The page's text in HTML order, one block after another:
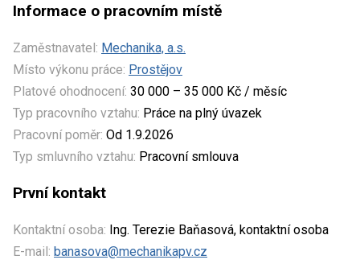
Informace o pracovním místě
Zaměstnavatel: Mechanika, a.s.
Místo výkonu práce: Prostějov
Platové ohodnocení: 30 000 – 35 000 Kč / měsíc
Typ pracovního vztahu: Práce na plný úvazek
Pracovní poměr: Od 1.9.2026
Typ smluvního vztahu: Pracovní smlouva
První kontakt
Kontaktní osoba: Ing. Terezie Baňasová, kontaktní osoba
E-mail: banasova@mechanikapv.cz